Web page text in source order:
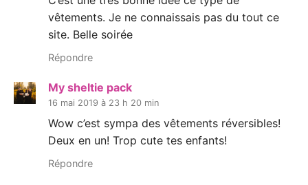
vêtements. Je ne connaissais pas du tout ce
site. Belle soirée
Répondre
My sheltie pack
16 mai 2019 à 23 h 20 min
Wow c’est sympa des vêtements réversibles!
Deux en un! Trop cute tes enfants!
Répondre